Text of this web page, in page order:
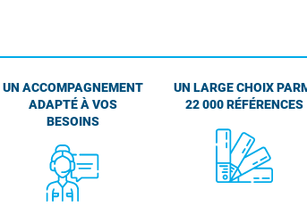
UN ACCOMPAGNEMENT
ADAPTÉ À VOS
BESOINS
UN LARGE CHOIX
22 000 RÉFÉRENCES